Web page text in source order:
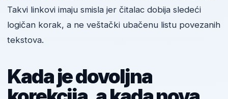
Takvi linkovi imaju smisla jer čitalac dobija sledeći
logičan korak, a ne veštački ubačenu listu povezanih
tekstova.
Kada je dovoljna